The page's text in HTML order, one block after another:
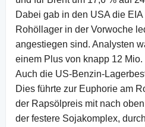
Dabei gab in den USA die
Rohöllager in der Vorwoche
angestiegen sind. Analysten
einem Plus von knapp 12
Auch die US-Benzin-
Dies führte zur Euphorie am
der Rapsölpreis mit nach
der festere Sojakomplex,